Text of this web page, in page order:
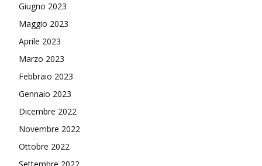
Giugno 2023
Maggio 2023
Aprile 2023
Marzo 2023
Febbraio 2023
Gennaio 2023
Dicembre 2022
Novembre 2022
Ottobre 2022